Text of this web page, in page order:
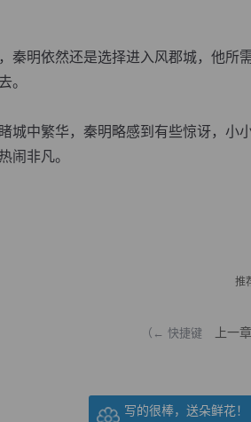
明依然还是选择进入风郡城，他所
。
中繁华，秦明略感到有些惊讶，小
闹非凡。
推
（← 快捷键 上一章
写的很棒，送朵鲜花！